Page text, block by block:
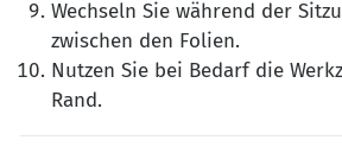
Wechseln Sie während der
zwischen den Folien.
Nutzen Sie bei Bedarf die
Rand.